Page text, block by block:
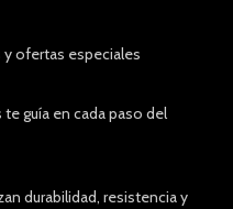
ofertas especiales
guía en cada paso del
durabilidad, resistencia y